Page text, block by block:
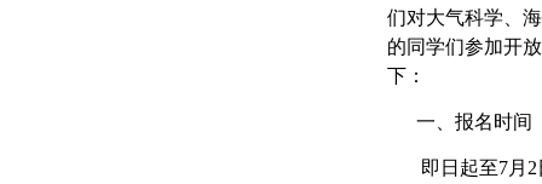
们对大气科学、
的同学们参加开
下：
一、报名时间
即日起至7月 2